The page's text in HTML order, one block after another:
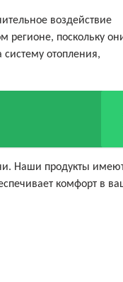
воздействие
регионе, поскольку
отопления,
Наши продукты
комфорт в